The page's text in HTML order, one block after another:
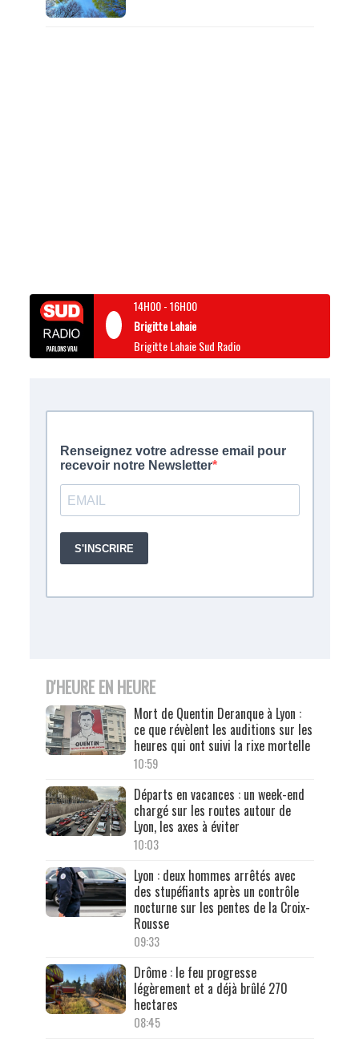
14H00-16H00
Brigitte Lahaie
Brigitte Lahaie Sud Radio
D'HEURE EN HEURE
Mort de Quentin Deranque à Lyon :
ce que révèlent les auditions sur les
heures qui ont suivi la rixe mortelle
10:59
Départs en vacances : un week-end
chargé sur les routes autour de
Lyon, les axes à éviter
10:03
Lyon : deux hommes arrêtés avec
des stupéfiants après un contrôle
nocturne sur les pentes de la Croix-
Rousse
09:33
Drôme : le feu progresse
légèrement et a déjà brûlé 270
hectares
08:45